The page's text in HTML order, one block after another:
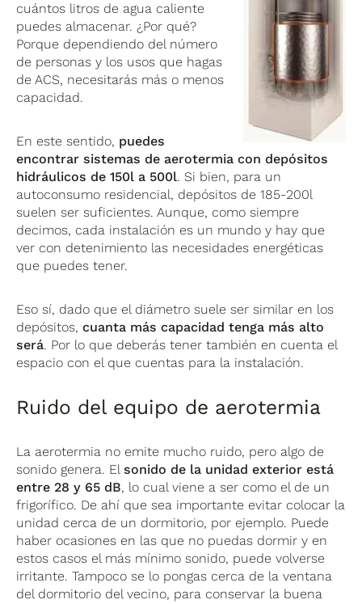
cuántos litros de agua caliente
puedes almacenar. ¿Por qué?
Porque dependiendo del número
de personas y los usos que hagas
de ACS, necesitarás más o menos
capacidad.
En este sentido, puedes
encontrar sistemas de aerotermia con depósitos
hidráulicos de 150l a 500l. Si bien, para un
autoconsumo residencial, depósitos de 185-200l
suelen ser suficientes. Aunque, como siempre
decimos, cada instalación es un mundo y hay que
ver con detenimiento las necesidades energéticas
que puedes tener.
Eso sí, dado que el diámetro suele ser similar en los
depósitos,cuanta más capacidad tenga más alto
será. Por lo que deberás tener también en cuenta el
espacio con el que cuentas para la instalación.
Ruido del equipo de aerotermia
La aerotermia no emite mucho ruido, pero algo de
sonido genera. Elsonido de la unidad exterior está
entre 28 y 65 dB, lo cual viene a ser como el de un
frigorífico. De ahí que sea importante evitar colocar la
unidad cerca de un dormitorio, por ejemplo. Puede
haber ocasiones en las que no puedas dormir y en
estos casos el más mínimo sonido, puede volverse
irritante. Tampoco se lo pongas cerca de la ventana
del dormitorio del vecino, para conservar la buena